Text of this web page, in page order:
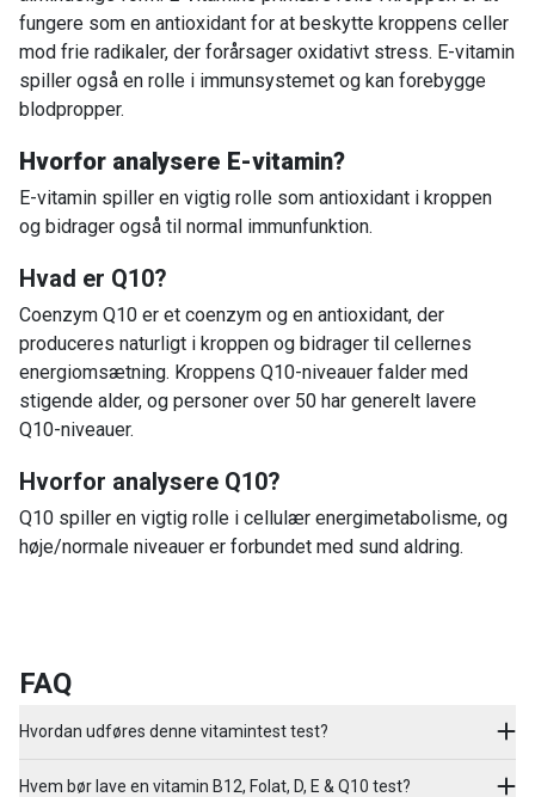
fungere som en antioxidant for at beskytte kroppens celler
mod frie radikaler, der forårsager oxidativt stress. E-vitamin
spiller også en rolle i immunsystemet og kan forebygge
blodpropper.
Hvorfor analysere E-vitamin?
E-vitamin spiller en vigtig rolle som antioxidant i kroppen
og bidrager også til normal immunfunktion.
Hvad er Q10?
Coenzym Q10 er et coenzym og en antioxidant, der
produceres naturligt i kroppen og bidrager til cellernes
energiomsætning. Kroppens Q10-niveauer falder med
stigende alder, og personer over 50 har generelt lavere
Q10-niveauer.
Hvorfor analysere Q10?
Q10 spiller en vigtig rolle i cellulær energimetabolisme, og
høje/normale niveauer er forbundet med sund aldring.
FAQ
Hvordan udføres denne vitamintest test?
Hvem bør lave en vitamin B12, Folat, D, E & Q10 test?